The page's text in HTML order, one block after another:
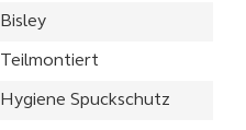
Bisley
Teilmontiert
Hygiene Spuckschutz